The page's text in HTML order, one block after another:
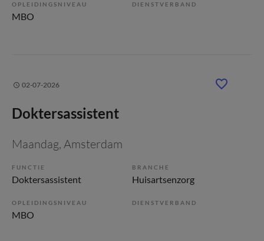
OPLEIDINGSNIVEAU
MBO
DIENSTVERBAND
02-07-2026
Doktersassistent
Maandag, Amsterdam
FUNCTIE
Doktersassistent
BRANCHE
Huisartsenzorg
OPLEIDINGSNIVEAU
MBO
DIENSTVERBAND